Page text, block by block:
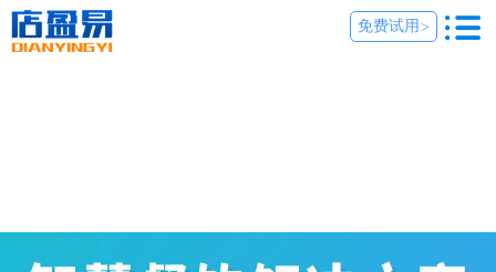
免费试用 >